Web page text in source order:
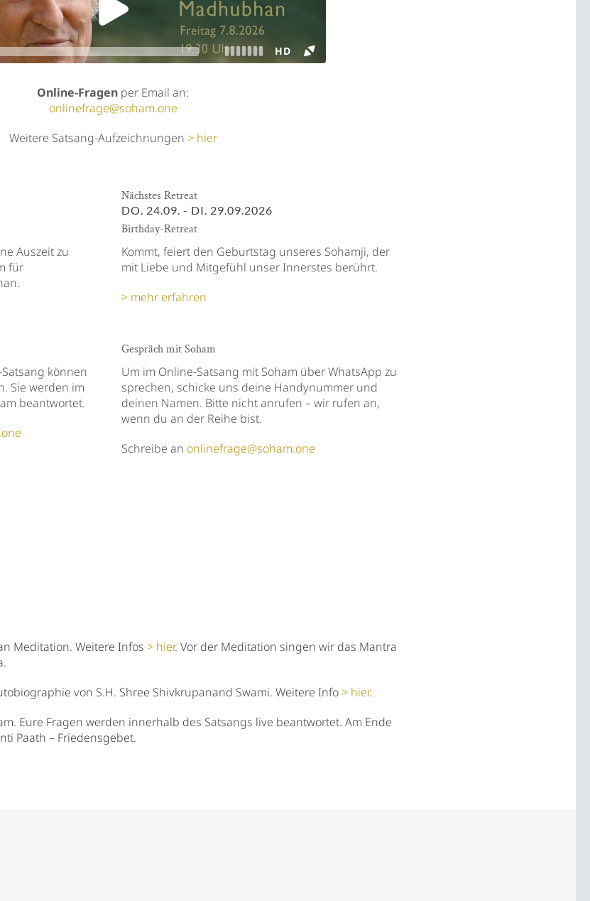
Online-Fragen per Email an:
onlinefrage@soham.one
Weitere Satsang-Aufzeichnungen
hier
Auszeit zu
für
Nächstes Retreat
DO. 24.09. - DI. 29.09.2026
Birthday-Retreat
Kommt, feiert den Geburtstag unseres Sohamji, der
mit Liebe und Mitgefühl unser Innerstes berührt.
mehr erfahren
können
Sie werden im
beantwortet.
Gespräch mit Soham
Um im Online-Satsang mit Soham über WhatsApp zu
sprechen, schicke uns deine Handynummer und
deinen Namen. Bitte nicht anrufen – wir rufen an,
wenn du an der Reihe bist.
Schreibe an onlinefrage@soham.one
Meditation. Weitere Infos hier. Vor der Meditation singen wir das Mantra
von S.H. Shree Shivkrupanand Swami. Weitere Info hier.
Eure Fragen werden innerhalb des Satsangs live beantwortet. Am Ende
Paath – Friedensgebet.